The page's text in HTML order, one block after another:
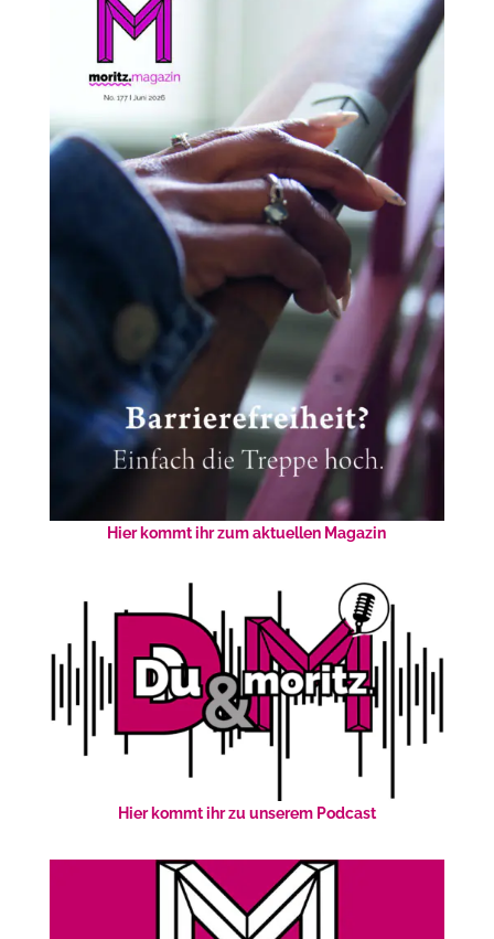
Hier kommt ihr zum aktuellen Magazin
Hier kommt ihr zu unserem Podcast